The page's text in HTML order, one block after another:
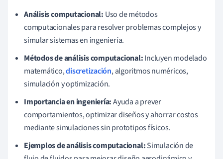
Análisis computacional: Uso de métodos
computacionales para resolver problemas complejos y
simular sistemas en ingeniería.
Métodos de análisis computacional:Incluyen modelado
matemático,discretización, algoritmos numéricos,
simulación y optimización.
Importancia en ingeniería:Ayuda a prever
comportamientos, optimizar diseños y ahorrar costos
mediante simulaciones sin prototipos físicos.
Ejemplos de análisis computacional:Simulación de